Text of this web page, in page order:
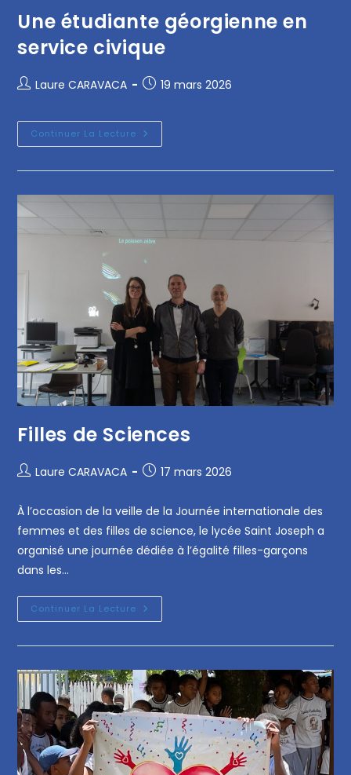
Une étudiante géorgienne en
service civique
Laure CARAVACA 19 mars 2026
Continuer La Lecture
Filles de Sciences
Laure CARAVACA 17 mars 2026
À l’occasion de la veille de la Journée internationale des
femmes et des filles de science, le lycée Saint Joseph a
organisé une journée dédiée à l’égalité filles-garçons
dans les…
Continuer La Lecture